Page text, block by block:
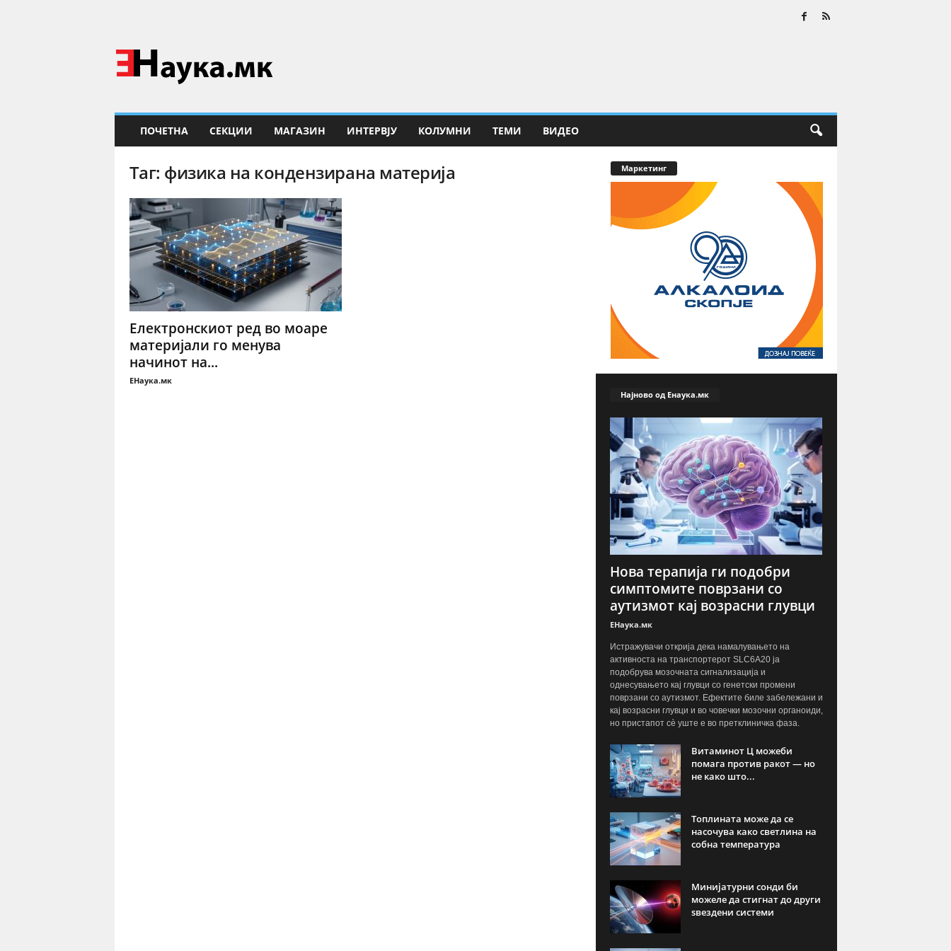
Н
а
у
ПОЧЕТНА СЕКЦИИ МАГАЗИН ИНТЕРВЈУ КОЛУМНИ ТЕМИ ВИДЕО
Таг: физика на кондензирана материја
Електронскиот ред во моаре
материјали го менува
начинот на...
ЕНаука.мк
Маркетинг
Најново од Енаука.мк
Нова терапија ги подобри
симптомите поврзани со
аутизмот кај возрасни глувци
ЕНаука.мк
Истражувачи открија дека намалувањето на
активноста на транспортерот SLC6A20 ја
подобрува мозочната сигнализација и
однесувањето кај глувци со генетски промени
поврзани со аутизмот. Ефектите биле забележани и
кај возрасни глувци и во човечки мозочни органоиди,
но пристапот сè уште е во претклиничка фаза.
Витаминот Ц можеби
помага против ракот — но
не како што...
Топлината може да се
насочува како светлина на
собна температура
Минијатурни сонди би
можеле да стигнат до други
ѕвездени системи